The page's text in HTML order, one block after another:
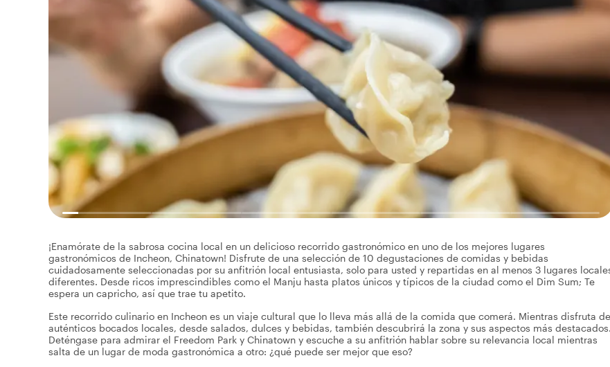
¡Enamórate de la sabrosa cocina local en un delicioso recorrido gastronómico en uno de los mejores lugares
gastronómicos de Incheon, Chinatown! Disfrute de una selección de 10 degustaciones de comidas y bebidas
cuidadosamente seleccionadas por su anfitrión local entusiasta, solo para usted y repartidas en al menos 3 lugares
diferentes. Desde ricos imprescindibles como el Manju hasta platos únicos y típicos de la ciudad como el Dim Sum; Te
espera un capricho, así que trae tu apetito.
Este recorrido culinario en Incheon es un viaje cultural que lo lleva más allá de la comida que comerá. Mientras disfruta de
auténticos bocados locales, desde salados, dulces y bebidas, también descubrirá la zona y sus aspectos más destacados.
Deténgase para admirar el Freedom Park y Chinatown y escuche a su anfitrión hablar sobre su relevancia local mientras
salta de un lugar de moda gastronómica a otro: ¿qué puede ser mejor que eso?